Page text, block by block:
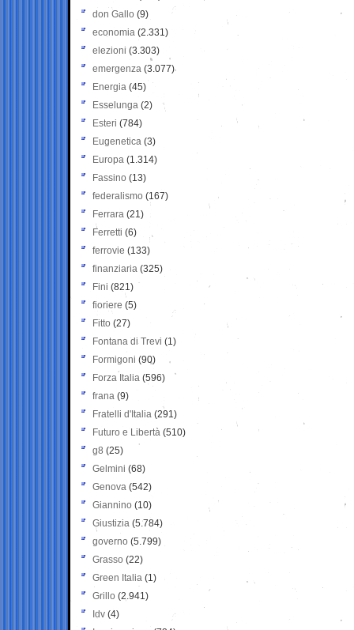
don Gallo (9)
economia (2.331)
elezioni (3.303)
emergenza (3.077)
Energia (45)
Esselunga (2)
Esteri (784)
Eugenetica (3)
Europa (1.314)
Fassino (13)
federalismo (167)
Ferrara (21)
Ferretti (6)
ferrovie (133)
finanziaria (325)
Fini (821)
fioriere (5)
Fitto (27)
Fontana di Trevi (1)
Formigoni (90)
Forza Italia (596)
frana (9)
Fratelli d'Italia (291)
Futuro e Libertà (510)
g8 (25)
Gelmini (68)
Genova (542)
Giannino (10)
Giustizia (5.784)
governo (5.799)
Grasso (22)
Green Italia (1)
Grillo (2.941)
Idv (4)